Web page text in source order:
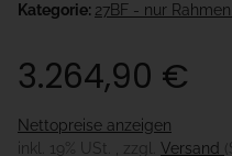
Kategorie: 27BF - nur
3.264,90 €
Nettopreise anzeigen
inkl. 19% USt. , zzgl. Versand